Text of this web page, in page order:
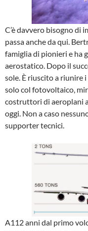
C’è davvero bisogno di
passa anche da qui.
famiglia di pionieri e ha
aerostatico. Dopo il
sole. È riuscito a riunire
solo col fotovoltaico,
costruttori di aeroplani
oggi. Non a caso
supporter tecnici.
A112 anni dal primo